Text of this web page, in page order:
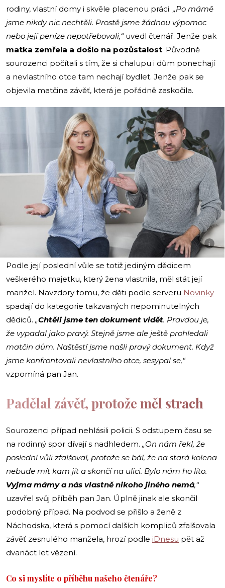
rodiny, vlastní domy i skvěle placenou práci. „Po mámě
jsme nikdy nic nechtěli. Prostě jsme žádnou výpomoc
nebo její peníze nepotřebovali,“ uvedl čtenář. Jenže pak
matka zemřela a došlo na pozůstalost. Původně
sourozenci počítali s tím, že si chalupu i dům ponechají
a nevlastního otce tam nechají bydlet. Jenže pak se
objevila matčina závěť, která je pořádně zaskočila.
i
Podle její poslední vůle se totiž jediným dědicem
veškerého majetku, který žena vlastnila, měl stát její
manžel. Navzdory tomu, že děti podle serveru Novinky
spadají do kategorie takzvaných nepominutelných
dědiců. „Chtěli jsme ten dokument vidět. Pravdou je,
že vypadal jako pravý. Stejně jsme ale ještě prohledali
matčin dům. Naštěstí jsme našli pravý dokument. Když
jsme konfrontovali nevlastního otce, sesypal se,“
vzpomíná pan Jan.
Padělal závěť, protože měl strach
Sourozenci případ nehlásili policii. S odstupem času se
na rodinný spor dívají s nadhledem. „On nám řekl, že
poslední vůli zfalšoval, protože se bál, že na stará kolena
nebude mít kam jít a skončí na ulici. Bylo nám ho líto.
Vyjma mámy a nás vlastně nikoho jiného nemá,“
uzavřel svůj příběh pan Jan. Úplně jinak ale skončil
podobný případ. Na podvod se přišlo a ženě z
Náchodska, která s pomocí dalších kompliců zfalšovala
závěť zesnulého manžela, hrozí podle iDnesu pět až
dvanáct let vězení.
Co si myslíte o příběhu našeho čtenáře?